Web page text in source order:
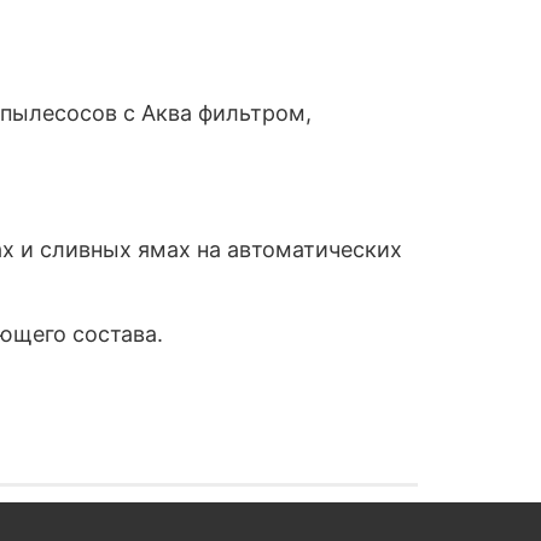
с Аква фильтром,
и сливных ямах на автоматических
состава.